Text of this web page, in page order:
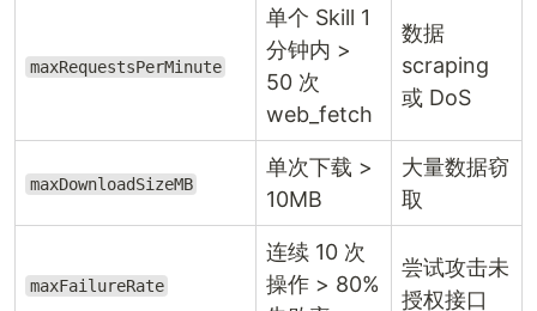
maxRequestsPerMinute
单个 Skill 1
分钟内 >
50 次
web_fetch
数据
scraping
或 DoS
maxDownloadSizeMB
单次下载 >
10MB
大量数据窃
取
maxFailureRate
连续 10 次
操作 > 80%
尝试攻击未
授权接口